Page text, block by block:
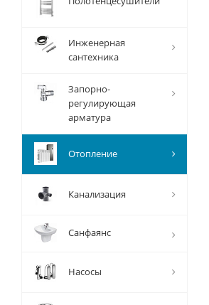
Инженерная
сантехника
Запорно-
регулирующая
арматура
Отопление
Канализация
Санфаянс
Насосы